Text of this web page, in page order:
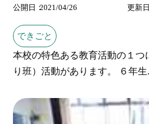
公開日 2021/04/26 更新日
できごと
本校の特色ある教育活動の１つ
り班）活動があります。 ６年生